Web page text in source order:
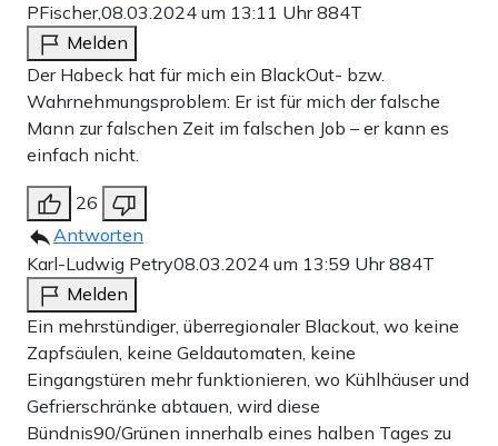
PFischer,08.03.2024 um 13:11 Uhr884T
Melden
Der Habeck hat für mich ein BlackOut- bzw.
Wahrnehmungsproblem: Er ist für mich der falsche
Mann zur falschen Zeit im falschen Job – er kann es
einfach nicht.
26
Antworten
Karl-Ludwig Petry08.03.2024 um 13:59 Uhr884T
Melden
Ein mehrstündiger, überregionaler Blackout, wo keine
Zapfsäulen, keine Geldautomaten, keine
Eingangstüren mehr funktionieren, wo Kühlhäuser und
Gefrierschränke abtauen, wird diese
Bündnis90/Grünen innerhalb eines halben Tages zu